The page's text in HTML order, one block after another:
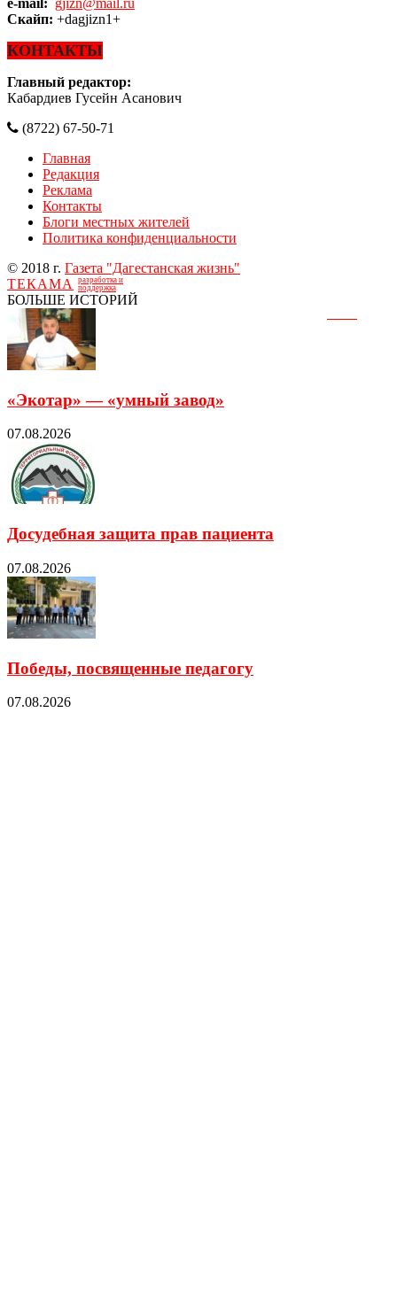
e-mail: gjizn@mail.ru
Скайп: +dagjizn1+
КОНТАКТЫ
Главный редактор:
Кабардиев Гусейн Асанович
(8722) 67-50-71
Главная
Редакция
Реклама
Контакты
Блоги местных жителей
Политика конфиденциальности
© 2018 г. Газета "Дагестанская жизнь"
ТЕКАМА
разработка и
поддержка
БОЛЬШЕ ИСТОРИЙ
«Экотар» — «умный завод»
07.08.2026
Досудебная защита прав пациента
07.08.2026
Победы, посвященные педагогу
07.08.2026